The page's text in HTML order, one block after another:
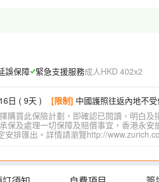
誤保障 緊急支援服務成人HKD 402x2
日 ( 9天 ) [限制] 中國護照往返內地不
購買此保險計劃，即確認已閱讀、明白
保及處理一切保障及賠償事宜，香港永
排匯出。詳情請瀏覽http://